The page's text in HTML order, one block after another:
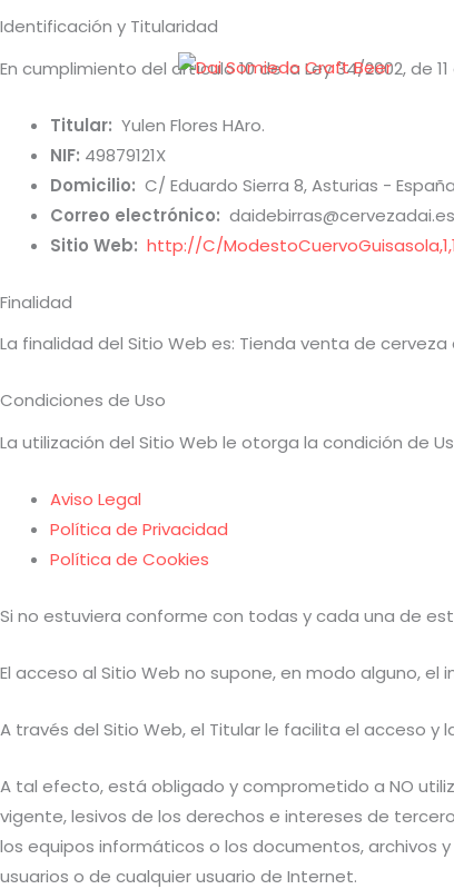
contenido
Identificación y Titularidad
En cumplimiento del artículo 10 de la Ley 34/2002, de
Titular: Yulen Flores HAro.
NIF: 49879121X
Domicilio: C/ Eduardo Sierra 8, Asturias -
Correo electrónico: daidebirras@cervezadai.es
Sitio Web: http://C/
Finalidad
La finalidad del Sitio Web es: Tienda venta de cerveza
Condiciones de Uso
La utilización del Sitio Web le otorga la condición de
Aviso Legal
Política de Privacidad
Política de Cookies
Si no estuviera conforme con todas y cada una de
El acceso al Sitio Web no supone, en modo alguno, el
A través del Sitio Web, el Titular le facilita el acceso
A tal efecto, está obligado y comprometido a NO
vigente, lesivos de los derechos e intereses de
los equipos informáticos o los documentos,
usuarios o de cualquier usuario de Internet.